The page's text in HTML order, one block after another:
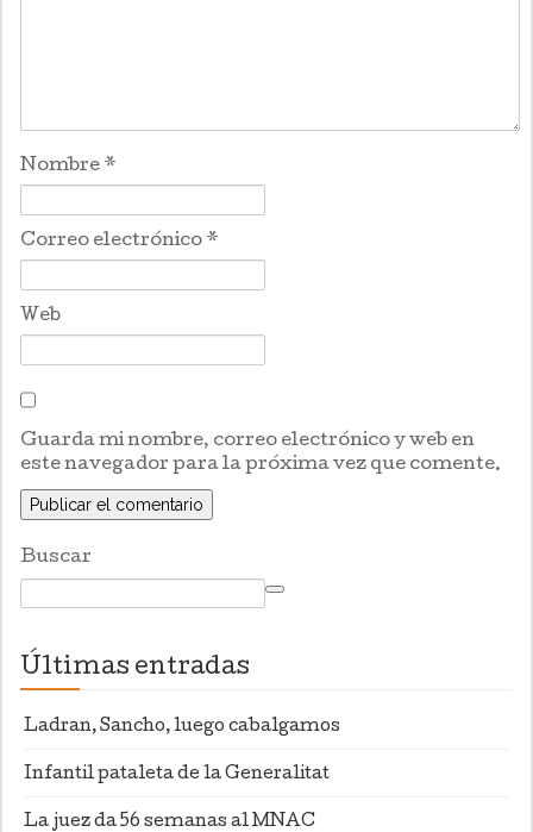
Nombre *
Correo electrónico *
Web
Guarda mi nombre, correo electrónico y web en
este navegador para la próxima vez que comente.
Buscar
Últimas entradas
Ladran, Sancho, luego cabalgamos
Infantil pataleta de la Generalitat
La juez da 56 semanas al MNAC